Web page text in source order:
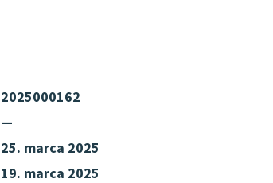
2025000162
—
25. marca 2025
19. marca 2025